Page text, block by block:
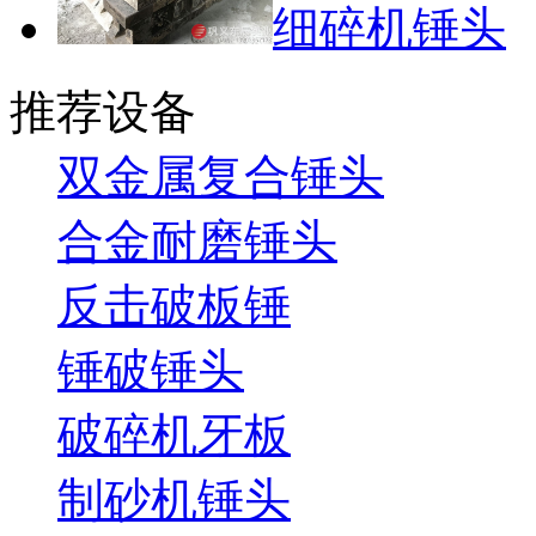
细碎机锤头
推荐设备
双金属复合锤头
合金耐磨锤头
反击破板锤
锤破锤头
破碎机牙板
制砂机锤头